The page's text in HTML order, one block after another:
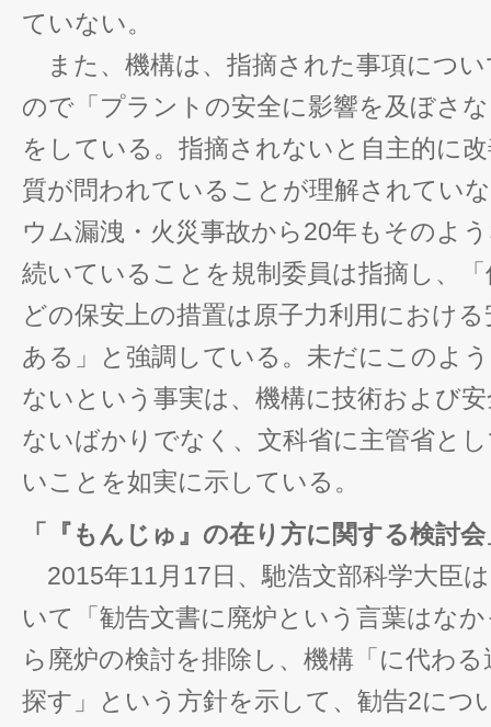
ていない。
また、機構は、指摘された事項につ
ので「プラントの安全に影響を及ぼさ
をしている。指摘されないと自主的に
質が問われていることが理解されてい
ウム漏洩・火災事故から20年もそのよ
続いていることを規制委員は指摘し、
どの保安上の措置は原子力利用におけ
ある」と強調している。未だにこのよ
ないという事実は、機構に技術および
ないばかりでなく、文科省に主管省と
いことを如実に示している。
「『もんじゅ』の在り方に関する検討
2015年11月17日、馳浩文部科学大臣
いて「勧告文書に廃炉という言葉はな
ら廃炉の検討を排除し、機構「に代わ
探す」という方針を示して、勧告2につ